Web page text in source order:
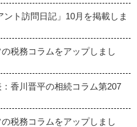
ント訪問日記」10月を掲載しま
税務コラムをアップしまし
香川晋平の相続コラム第207
税務コラムをアップしまし